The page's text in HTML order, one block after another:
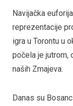
Navijačka
reprezentacije
igra u Torontu u
počela je jutrom,
naših Zmajeva.
Danas su